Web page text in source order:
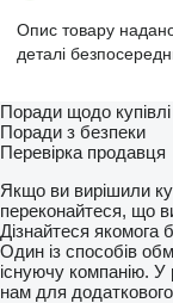
Опис товару
деталі
Поради щодо купівлі
Поради з безпеки
Перевірка продавця
Якщо ви вирішили
переконайтеся, що
Дізнайтеся якомога
Один із способів
існуючу компанію. У
нам для